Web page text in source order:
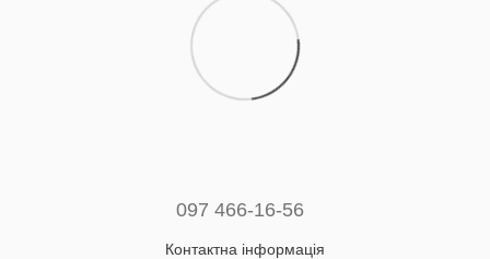
097 466-16-56
Контактна інформація